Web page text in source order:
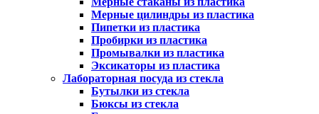
Мерные цилиндры из пластика
Пипетки из пластика
Пробирки из пластика
Промывалки из пластика
Эксикаторы из пластика
Лабораторная посуда из стекла
Бутылки из стекла
Бюксы из стекла